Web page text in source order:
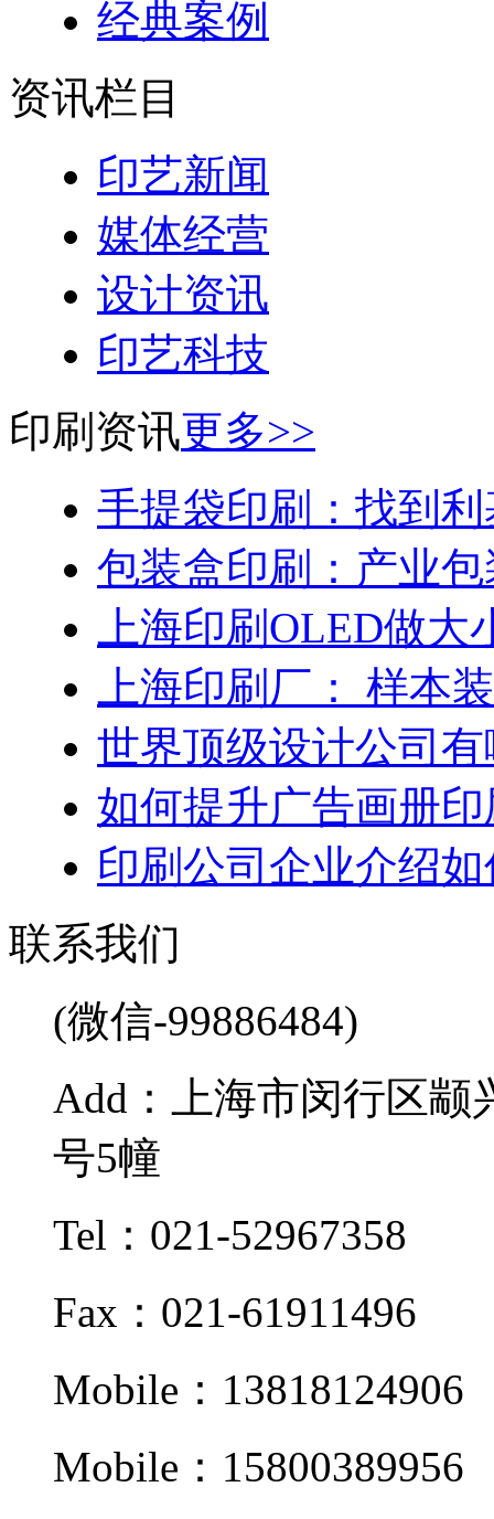
经典案例
资讯栏目
印艺新闻
媒体经营
设计资讯
印艺科技
印刷资讯更多>>
手提袋印刷：找到
包装盒印刷：产业
上海印刷OLED做大
上海印刷厂： 样本
世界顶级设计公司
如何提升广告画册
印刷公司企业介绍
联系我们
(微信-99886484)
Add：上海市闵行区颛
号5幢
Tel：021-52967358
Fax：021-61911496
Mobile：13818124906
Mobile：15800389956